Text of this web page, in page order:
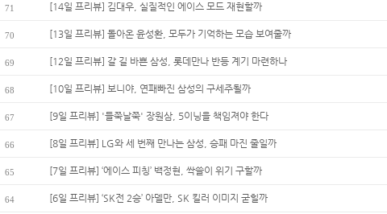
71 [14일 프리뷰] 김대우, 실질적인 에이스 모드 재현할까
70 [13일 프리뷰] 돌아온 윤성환, 모두가 기억하는 모습 보여줄까
69 [12일 프리뷰] 갈 길 바쁜 삼성, 롯데만나 반등 계기 마련하나
68 [10일 프리뷰] 보니야, 연패빠진 삼성의 구세주될까
67 [9일 프리뷰] '들쭉날쭉' 장원삼, 5이닝을 책임져야 한다
66 [8일 프리뷰] LG와 세 번째 만나는 삼성, 승패 마진 줄일까
65 [7일 프리뷰] ‘에이스 피칭’ 백정현, 싹쓸이 위기 구할까
64 [6일 프리뷰] ‘SK전 2승’ 아델만, SK 킬러 이미지 굳힐까